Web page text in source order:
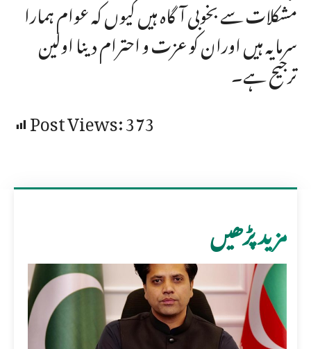
مشکلات سے بخوبی آگاہ ہیں کیوں کہ عوام ہمارا
سرمایہ ہیں اوران کو عزت و احترام دینا اولین
ترجیح ہے۔
Post Views:373
مزید پڑھیں